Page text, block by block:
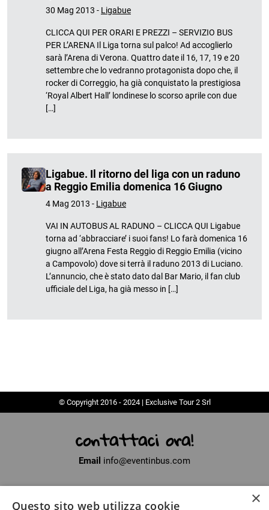
30 Mag 2013 - Ligabue
CLICCA QUI PER ORARI E PREZZI – SERVIZIO BUS
PER L’ARENA Il Liga torna sul palco! Ad accoglierlo
sarà l’Arena di Verona. Quattro date il 16, 17, 19 e 20
settembre che lo vedranno protagonista dopo che, il
rocker di Correggio, ha già conquistato la prestigiosa
‘Royal Albert Hall’ londinese lo scorso aprile con due
[…]
Ligabue. Il ritorno del liga con un raduno
a Reggio Emilia domenica 16 Giugno
4 Mag 2013 - Ligabue
VAI IN AUTOBUS AL RADUNO – CLICCA QUI Ligabue
torna ad ‘abbracciare’ i suoi fans! Lo farà domenica 16
giugno all’Arena Festa Reggio di Reggio Emilia (vicino
a Campovolo) dove si terrà il raduno 2013 di Luciano.
L’annuncio, che è stato dato dal Bar Mario, il fan club
ufficiale del Liga, ha già messo in […]
© Copyright 2016 - 2024 | Exclusive Tour 2 Srl
contattaci ora!
Email info@eventinbus.com
×
Questo sito web utilizza cookie